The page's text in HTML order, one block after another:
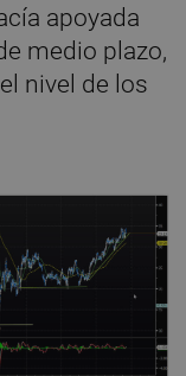
apoyada
medio plazo,
nivel de los